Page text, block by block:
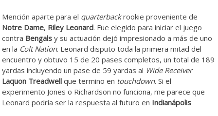
Mención aparte para el quarterbackrookie proveniente de
Notre Dame, Riley Leonard. Fue elegido para iniciar el juego
contra Bengals y su actuación dejó impresionado a más de uno
en la Colt Nation. Leonard disputo toda la primera mitad del
encuentro y obtuvo 15 de 20 pases completos, un total de 189
yardas incluyendo un pase de 59 yardas al Wide Receiver
Laquon Treadwell que termino en touchdown. Si el
experimento Jones o Richardson no funciona, me parece que
Leonard podría ser la respuesta al futuro en Indianápolis